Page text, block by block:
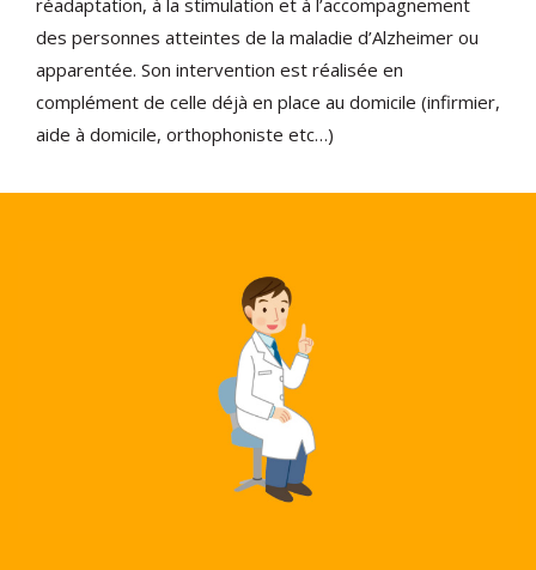
des personnes atteintes de la maladie d’Alzheimer ou
apparentée. Son intervention est réalisée en
complément de celle déjà en place au domicile (infirmier,
aide à domicile, orthophoniste etc…)